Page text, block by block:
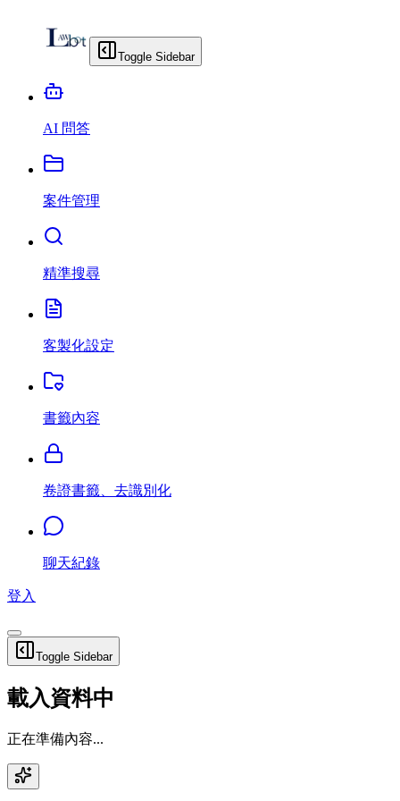
Toggle Sidebar
AI 問答
案件管理
精準搜尋
客製化設定
書籤內容
卷證書籤、去識別化
聊天紀錄
登入
Toggle Sidebar
載入資料中
正在準備內容...